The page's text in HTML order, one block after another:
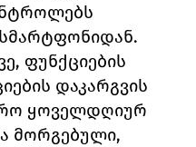
ფუნქციების
დაკარგვის
ყოველდღიურ
მორგებული,